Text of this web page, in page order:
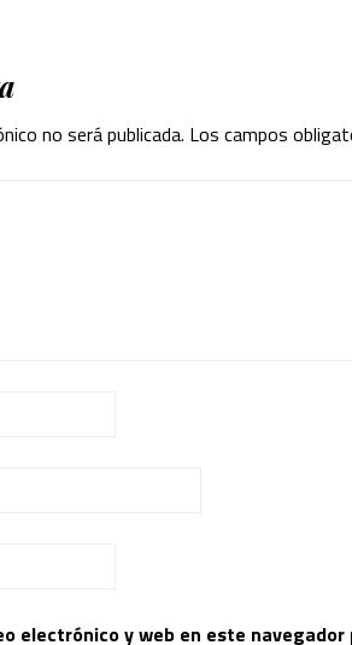
no será publicada. Los campos
electrónico y web en este